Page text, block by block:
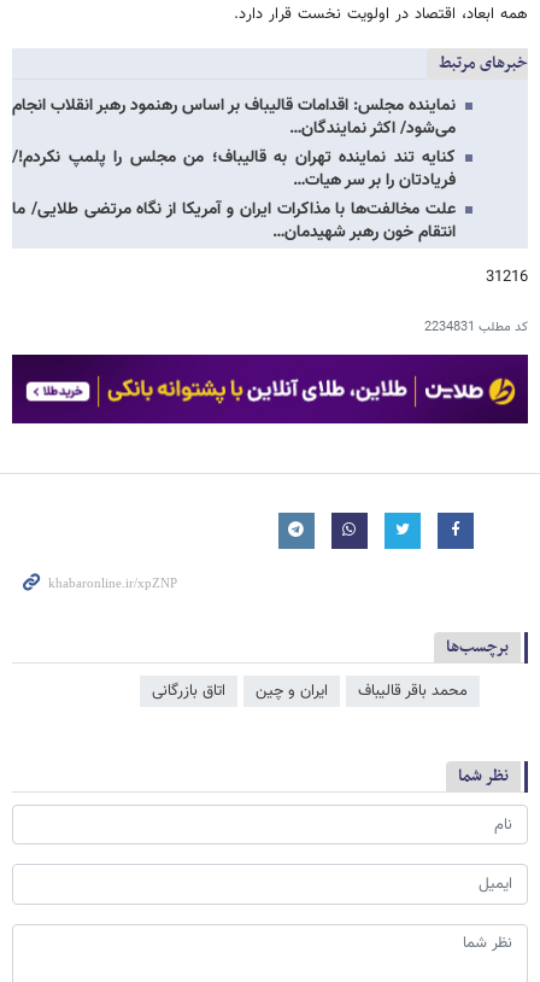
همه ابعاد، اقتصاد در اولویت نخست قرار دارد.
خبرهای مرتبط
نماینده مجلس: اقدامات قالیباف بر اساس رهنمود رهبر انقلاب انجام
می‌شود/ اکثر نمایندگان…
کنایه تند نماینده تهران به قالیباف؛ من مجلس را پلمپ نکردم!/
فریادتان را بر سر هیات…
علت مخالفت‌ها با مذاکرات ایران و آمریکا از نگاه مرتضی طلایی/ ما
انتقام خون رهبر شهیدمان…
31216
کد مطلب 2234831
برچسب‌ها
محمد باقر قالیباف ایران و چین اتاق بازرگانی
نظر شما